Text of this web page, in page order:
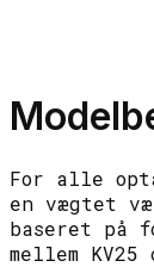
For alle
en vægtet
baseret på
mellem KV25